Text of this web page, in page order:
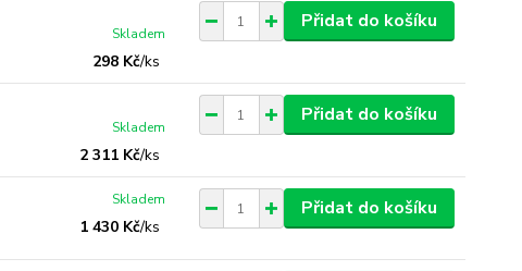
298 Kč/ks
Skladem
Přidat do košíku
2 311 Kč/ks
Skladem
Přidat do košíku
1 430 Kč/ks
Skladem Přidat do košíku